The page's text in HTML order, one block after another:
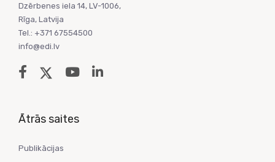
Dzērbenes iela 14, LV-1006,
Rīga, Latvija
Tel.: +371 67554500
info@edi.lv
Ātrās saites
Publikācijas